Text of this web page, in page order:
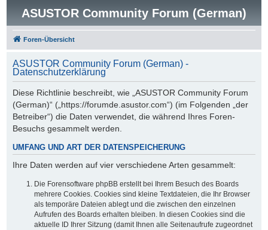
ASUSTOR Community Forum (German)
Foren-Übersicht
ASUSTOR Community Forum (German) -
Datenschutzerklärung
Diese Richtlinie beschreibt, wie „ASUSTOR Community Forum
(German)“ („https://forumde.asustor.com“) (im Folgenden „der
Betreiber“) die Daten verwendet, die während Ihres Foren-
Besuchs gesammelt werden.
UMFANG UND ART DER DATENSPEICHERUNG
Ihre Daten werden auf vier verschiedene Arten gesammelt:
Die Forensoftware phpBB erstellt bei Ihrem Besuch des Boards
mehrere Cookies. Cookies sind kleine Textdateien, die Ihr Browser
als temporäre Dateien ablegt und die zwischen den einzelnen
Aufrufen des Boards erhalten bleiben. In diesen Cookies sind die
aktuelle ID Ihrer Sitzung (damit Ihnen alle Seitenaufrufe zugeordnet